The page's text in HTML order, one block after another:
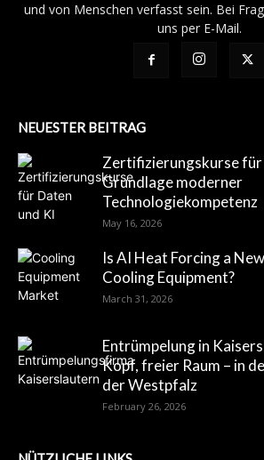
und von Menschen verfasst sein. Bei
uns per E-Mail.
NEUESTER BEITRAG
Zertifizierungskurse für
Grundlage moderner
Technologiekompetenz
May 16, 2026
Is AI Heat Forcing a
Cooling Equipment?
March 31, 2026
Entrümpelung in
Kopf, freier Raum – in
der Westpfalz
February 26, 2026